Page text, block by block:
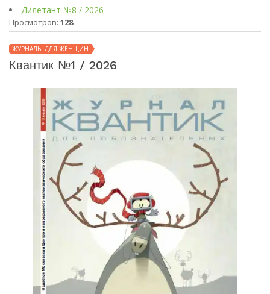
Дилетант №8 / 2026
Просмотров: 128
ЖУРНАЛЫ ДЛЯ ЖЕНЩИН
Квантик №1 / 2026